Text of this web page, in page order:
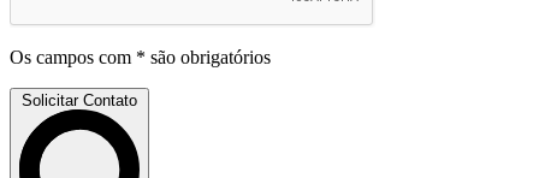
Os campos com * são obrigatórios
Solicitar Contato